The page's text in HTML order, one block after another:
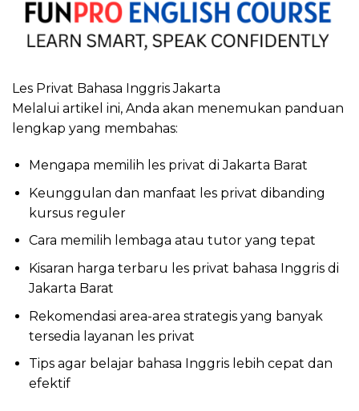
Les Privat Bahasa Inggris Jakarta
Melalui artikel ini, Anda akan menemukan panduan
lengkap yang membahas:
Mengapa memilih les privat di Jakarta Barat
Keunggulan dan manfaat les privat dibanding
kursus reguler
Cara memilih lembaga atau tutor yang tepat
Kisaran harga terbaru les privat bahasa Inggris di
Jakarta Barat
Rekomendasi area-area strategis yang banyak
tersedia layanan les privat
Tips agar belajar bahasa Inggris lebih cepat dan
efektif